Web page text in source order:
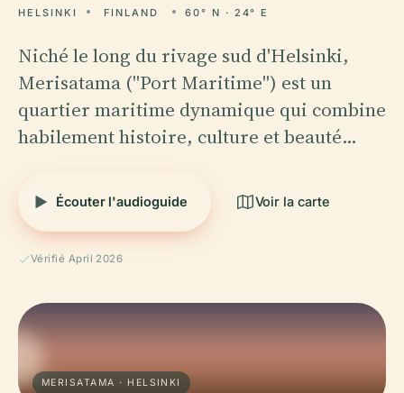
HELSINKI FINLAND 60° N · 24° E
Niché le long du rivage sud d'Helsinki,
Merisatama ("Port Maritime") est un
quartier maritime dynamique qui combine
habilement histoire, culture et beauté…
Écouter l'audioguide Voir la carte
Vérifié April 2026
MERISATAMA · HELSINKI